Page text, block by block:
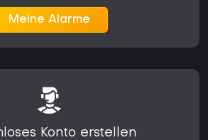
Meine Alarme
Konto erstellen